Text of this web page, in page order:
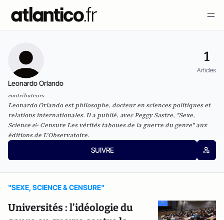
1
Articles
Leonardo Orlando
contributeurs
Leonardo Orlando est philosophe, docteur en sciences politiques et
relations internationales. Il a publié, avec Peggy Sastre, "Sexe,
Science & Censure Les vérités taboues de la guerre du genre" aux
éditions de L'Observatoire.
SUIVRE
"SEXE, SCIENCE & CENSURE"
Universités : l’idéologie du